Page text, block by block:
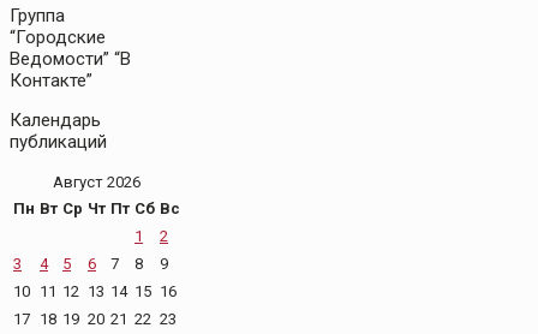
Группа
“Городские
Ведомости” “В
Контакте”
Календарь
публикаций
Август 2026
Пн Вт Ср Чт Пт Сб Вс
1
2
3
4 5 6 7 8
9
10 11 12 13 14 15 16
17 18 19 20 21 22 23